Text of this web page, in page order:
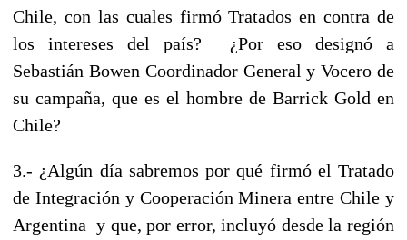
Chile, con las cuales firmó Tratados en contra de
los intereses del país? ¿Por eso designó a
Sebastián Bowen Coordinador General y Vocero de
su campaña, que es el hombre de Barrick Gold en
Chile?
3.- ¿Algún día sabremos por qué firmó el Tratado
de Integración y Cooperación Minera entre Chile y
Argentina y que, por error, incluyó desde la región